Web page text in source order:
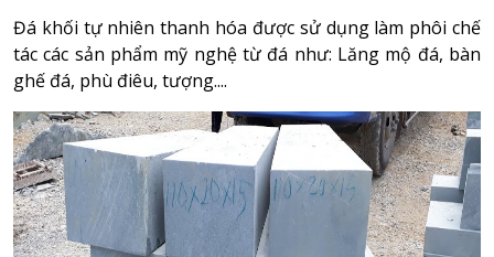
Đá khối tự nhiên thanh hóa được sử dụng làm phôi chế
tác các sản phẩm mỹ nghệ từ đá như: Lăng mộ đá, bàn
ghế đá, phù điêu, tượng....